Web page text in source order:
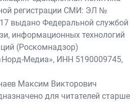
регистрации СМИ: ЭЛ №
выдано Федеральной службой
информационных технологий
(Роскомнадзор)
Медиа», ИНН 5190009745,
Максим Викторович
для читателей старше